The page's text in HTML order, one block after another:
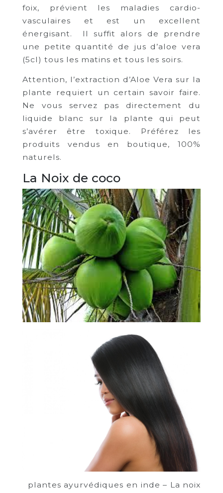
foix, prévient les maladies cardio-
vasculaires et est un excellent
énergisant. Il suffit alors de prendre
une petite quantité de jus d’aloe vera
(5cl) tous les matins et tous les soirs.
Attention, l’extraction d’Aloe Vera sur la
plante requiert un certain savoir faire.
Ne vous servez pas directement du
liquide blanc sur la plante qui peut
s’avérer être toxique. Préférez les
produits vendus en boutique, 100%
naturels.
La Noix de coco
plantes ayurvédiques en inde – La noix